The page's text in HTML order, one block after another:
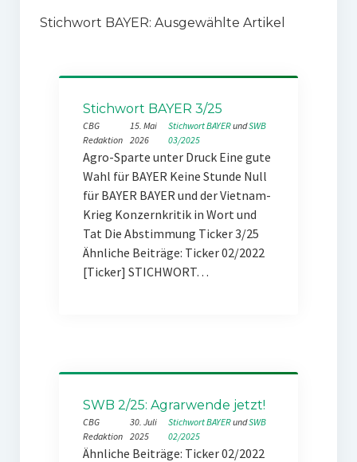
Stichwort BAYER: Ausgewählte Artikel
Stichwort BAYER 3/25
CBG
Redaktion
15. Mai
2026
Stichwort BAYER und SWB
03/2025
Agro-Sparte unter Druck Eine gute
Wahl für BAYER Keine Stunde Null
für BAYER BAYER und der Vietnam-
Krieg Konzernkritik in Wort und
Tat Die Abstimmung Ticker 3/25
Ähnliche Beiträge: Ticker 02/2022
[Ticker] STICHWORT…
SWB 2/25: Agrarwende jetzt!
CBG
Redaktion
30. Juli
2025
Stichwort BAYER und SWB
02/2025
Ähnliche Beiträge: Ticker 02/2022